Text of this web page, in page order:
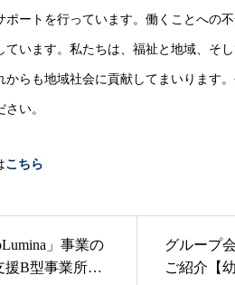
ポートを行っています。働くことへの
ています。私たちは、福祉と地域、そ
からも地域社会に貢献してまいります
い。
こちら
」事業の
援B型事業所の
グループ
ご紹介【